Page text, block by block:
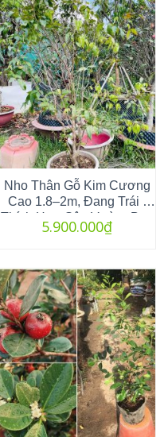
Nho Thân Gỗ Kim Cương
Cao 1.8–2m, Đang Trái |
Thích Hợp Sân Vườn, Ban
Công
5.900.000₫